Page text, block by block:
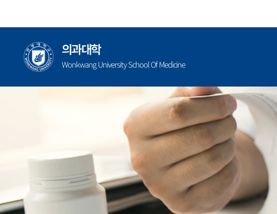
너
의과대학
Wonkwang University School Of Medicine